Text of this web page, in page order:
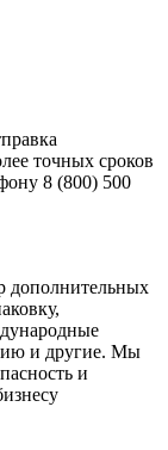
точных сроков
8 (800) 500
дополнительных
и другие. Мы
и